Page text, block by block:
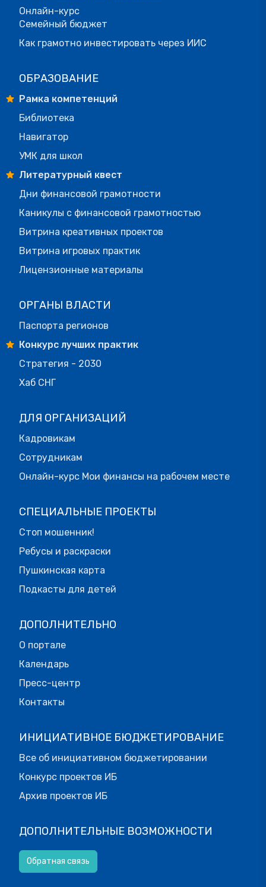
Онлайн-курс
Семейный бюджет
Как грамотно инвестировать через ИИС
ОБРАЗОВАНИЕ
Рамка компетенций
Библиотека
Навигатор
УМК для школ
Литературный квест
Дни финансовой грамотности
Каникулы с финансовой грамотностью
Витрина креативных проектов
Витрина игровых практик
Лицензионные материалы
ОРГАНЫ ВЛАСТИ
Паспорта регионов
Конкурс лучших практик
Стратегия - 2030
Хаб СНГ
ДЛЯ ОРГАНИЗАЦИЙ
Кадровикам
Сотрудникам
Онлайн-курс Мои финансы на рабочем месте
СПЕЦИАЛЬНЫЕ ПРОЕКТЫ
Стоп мошенник!
Ребусы и раскраски
Пушкинская карта
Подкасты для детей
ДОПОЛНИТЕЛЬНО
О портале
Календарь
Пресс-центр
Контакты
ИНИЦИАТИВНОЕ БЮДЖЕТИРОВАНИЕ
Все об инициативном бюджетировании
Конкурс проектов ИБ
Архив проектов ИБ
ДОПОЛНИТЕЛЬНЫЕ ВОЗМОЖНОСТИ
Обратная связь